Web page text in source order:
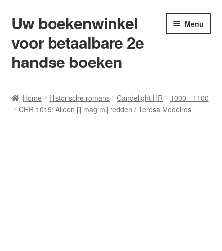
Ga
door
naar
navigatie
Ga
naar
de
inhoud
Uw boekenwinkel
voor betaalbare 2e
handse boeken
Menu
Afrekenen
Home Historische romans Candelight HR
1000 - 1100
CHR 1019: Alleen jij mag mij redden / Teresa Medeiros